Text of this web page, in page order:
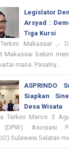
Legislator
Arsyad :
Tiga Kursi
Makassar ,-
Makassar belum
mana. Pasalny...
ASPRINDO
Siapkan
Desa Wisata
Terkini Maros 3
(DPW) Asosiasi
Sulawesi Selatan